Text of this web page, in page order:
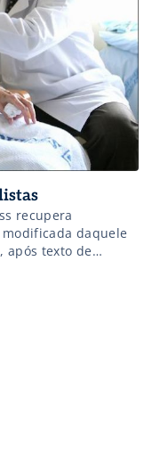
recupera
daquele
após texto de